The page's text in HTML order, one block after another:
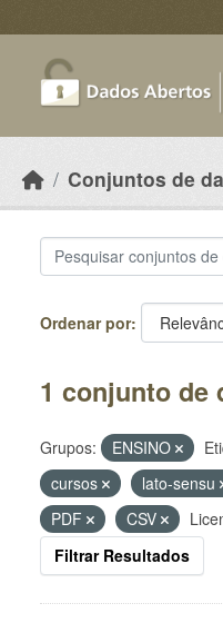
Conjuntos de
Ordenar por
1 conjunto de
Grupos: ENSINO
cursos
lato-sensu
PDF
CSV
Filtrar Resultados